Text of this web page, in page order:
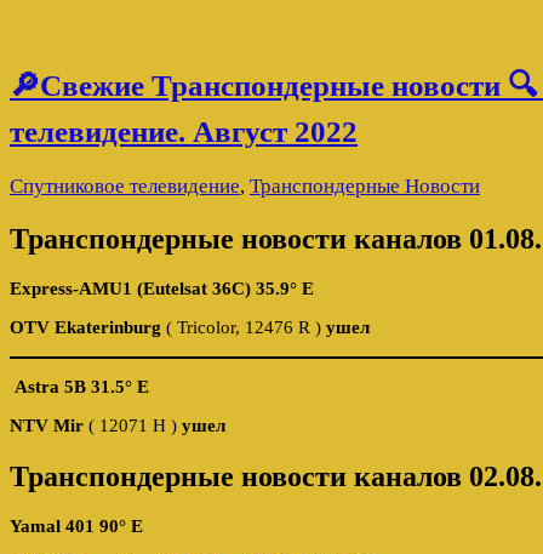
🔎Свежие Транспондерные новости
телевидение. Август 2022
Спутниковое телевидение, Транспондерные Новости
Транспондерные новости каналов
Express-AMU1 (Eutelsat 36C) 35.9° E
OTV Ekaterinburg ( Tricolor, 12476 R ) ушел
Astra 5B 31.5° E
NTV Mir ( 12071 H ) ушел
Транспондерные новости каналов
Yamal 401 90° E